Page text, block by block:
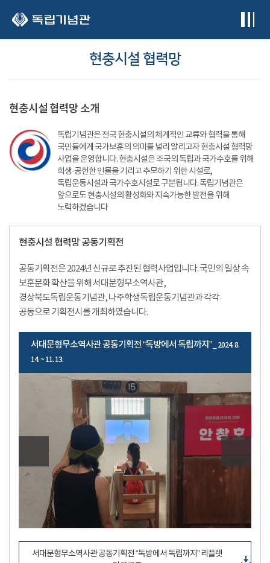
현충시설 협력망
현충시설 협력망 소개
독립기념관은 전국 현충시설의 체계적인 교류와 협력을 통해
국민들에게 국가보훈의 의미를 널리 알리고자 현충시설 협력망
사업을 운영합니다. 현충시설은 조국의 독립과 국가수호를 위해
희생·공헌한 인물을 기리고 추모하기 위한 시설로,
독립운동시설과 국가수호시설로 구분됩니다. 독립기념관은
앞으로도 현충시설의 활성화와 지속가능한 발전을 위해
노력하겠습니다
현충시설 협력망 공동기획전
공동기획전은 2024년 신규로 추진된 협력사업입니다. 국민의 일상 속
보훈문화 확산을 위해 서대문형무소역사관,
경상북도독립운동기념관, 나주학생독립운동기념관과 각각
공동으로 기획전시를 개최하였습니다.
서대문형무소역사관 공동기획전 “독방에서 독립까지”_ 2024. 8.
14. ~ 11. 13.
서대문형무소역사관 공동기획전 “독방에서 독립까지” 리플렛